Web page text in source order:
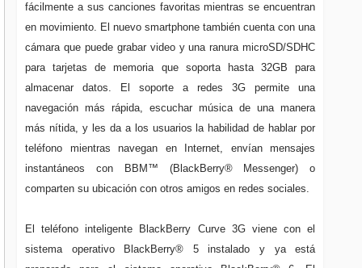
fácilmente a sus canciones favoritas mientras se encuentran
en movimiento. El nuevo smartphone también cuenta con una
cámara que puede grabar video y una ranura microSD/SDHC
para tarjetas de memoria que soporta hasta 32GB para
almacenar datos. El soporte a redes 3G permite una
navegación más rápida, escuchar música de una manera
más nítida, y les da a los usuarios la habilidad de hablar por
teléfono mientras navegan en Internet, envían mensajes
instantáneos con BBM™ (BlackBerry® Messenger) o
comparten su ubicación con otros amigos en redes sociales.
El teléfono inteligente BlackBerry Curve 3G viene con el
sistema operativo BlackBerry® 5 instalado y ya está